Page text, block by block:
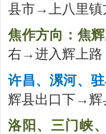
县市→上八里镇
焦作方向：焦
右→进入辉上路
许昌、漯河、
辉县出口下→辉
洛阳、三门峡